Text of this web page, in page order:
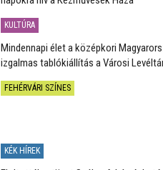
KULTÚRA
Mindennapi élet a középkori
izgalmas tablókiállítás a Városi
FEHÉRVÁRI SZÍNES
KÉK HÍREK